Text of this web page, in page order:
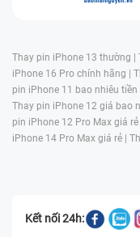
Thay pin iPhone 13 thường |
iPhone 16 Pro chính hãng |
pin iPhone 11 bao nhiêu tiền
Thay pin iPhone 12 giá bao
pin iPhone 12 Pro Max giá rẻ
iPhone 14 Pro Max giá rẻ |
Kết nối 24h: